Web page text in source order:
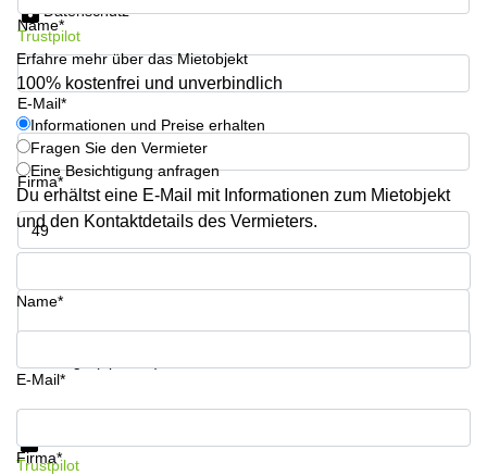
Büro
mieten
Luzern
Business
Center
Zürich
Business
Center
Zug
Business
Bern
Zugerstrasse
32 Baar
Glärnischstrasse
13 Wil
Werftestrasse
4 Luzern
Name*
E-Mail*
Firma*
Telefon*
Datenschutz
Trustpilot
Erfahre mehr über das Mietobjekt
100% kostenfrei und unverbindlich
Informationen und Preise erhalten
Fragen Sie den Vermieter
Eine Besichtigung anfragen
Du erhältst eine E-Mail mit Informationen zum Mietobjekt
und den Kontaktdetails des Vermieters.
Name*
E-Mail*
Firma*
Informationen und Preise erhalten
Trustpilot